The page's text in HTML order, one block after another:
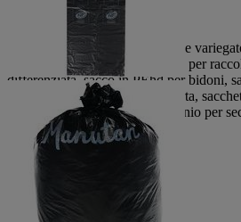
Il catalogo di Manutan è ampio e
include anche: sacco pattumiera per
differenziata, sacco in PEhd per bidoni,
la raccolta dei rifiuti verdi in carta,
supporto Smart, sacco in alluminio per
posacenere Elite TM.